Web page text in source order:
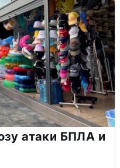
атаки БПЛА и